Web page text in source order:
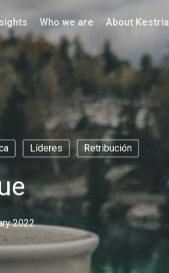
Who we are About Kestria
Líderes Retribución
2022